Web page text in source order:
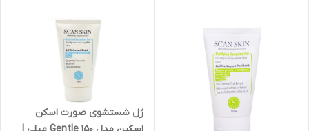
ژل شستشوی صورت اسکن